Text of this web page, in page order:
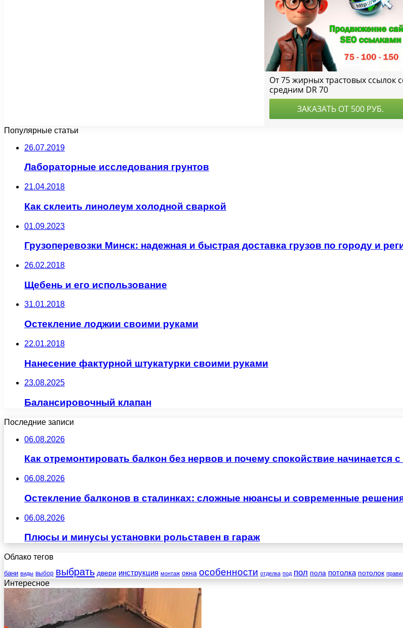
Популярные статьи
26.07.2019
Лабораторные исследования грунтов
21.04.2018
Как склеить линолеум холодной сваркой
01.09.2023
Грузоперевозки Минск: надежная и быстрая доставка грузов по городу и
26.02.2018
Щебень и его использование
31.01.2018
Остекление лоджии своими руками
22.01.2018
Нанесение фактурной штукатурки своими руками
23.08.2025
Балансировочный клапан
Последние записи
06.08.2026
Как отремонтировать балкон без нервов и почему спокойствие начинается
06.08.2026
Остекление балконов в сталинках: сложные нюансы и современные
06.08.2026
Плюсы и минусы установки рольставен в гараж
Облако тегов
бани виды выбор выбрать двери инструкция монтаж окна особенности отделка под пол пола потолка потолок
Интересное